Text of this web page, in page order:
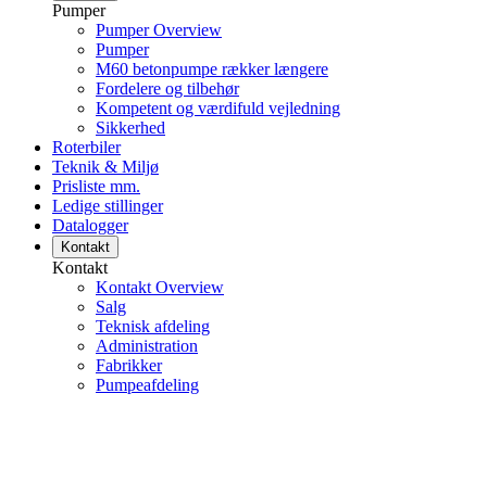
Pumper
Pumper Overview
Pumper
M60 betonpumpe rækker længere
Fordelere og tilbehør
Kompetent og værdifuld vejledning
Sikkerhed
Roterbiler
Teknik & Miljø
Prisliste mm.
Ledige stillinger
Datalogger
Kontakt
Kontakt
Kontakt Overview
Salg
Teknisk afdeling
Administration
Fabrikker
Pumpeafdeling